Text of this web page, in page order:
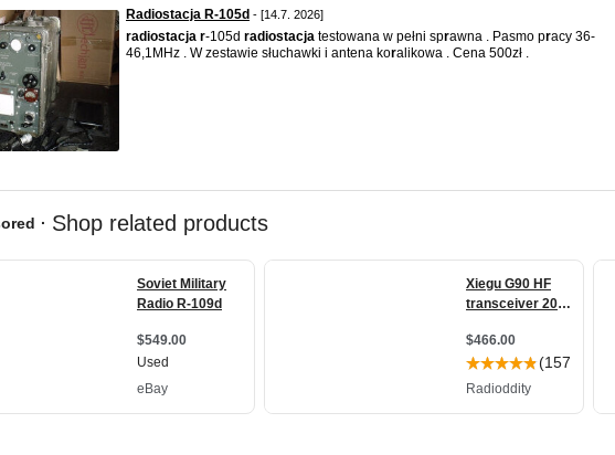
Radiostacja R-105d - [14.7. 2026]
radiostacja r-105d radiostacja testowana w pełni sprawna . Pasmo pracy 36-
46,1MHz . W zestawie słuchawki i antena koralikowa . Cena 500zł .